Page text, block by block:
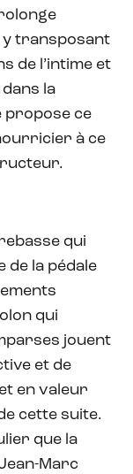
y transposant
de l’intime et
la
propose ce
à ce
qui
de la pédale
qui
jouent
et de
en valeur
cette suite.
que la
Marc